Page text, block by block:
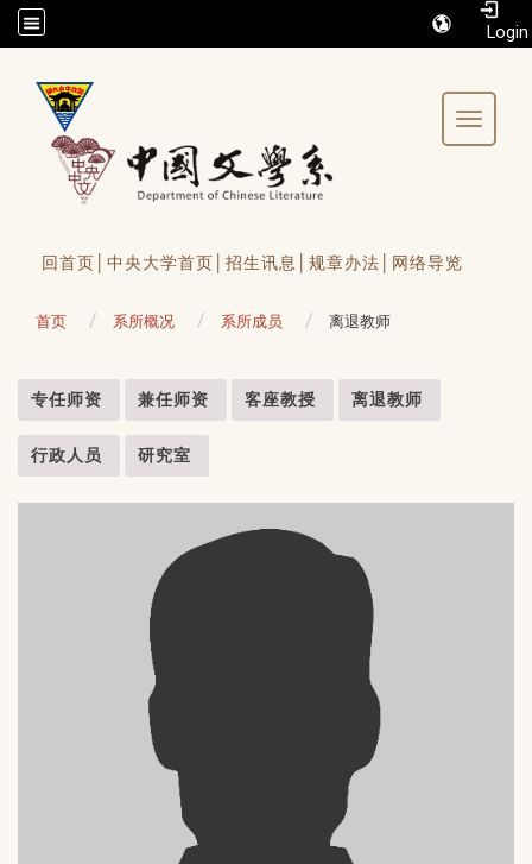
/accesskey"" title="Toolbar">:::
Toggle
回首页│ 中央大学首页│ 招生讯息│ 规章办法│ 网络导览
首页 系所概况 系所成员 离退教师
专任师资 兼任师资 客座教授 离退教师
行政人员 研究室